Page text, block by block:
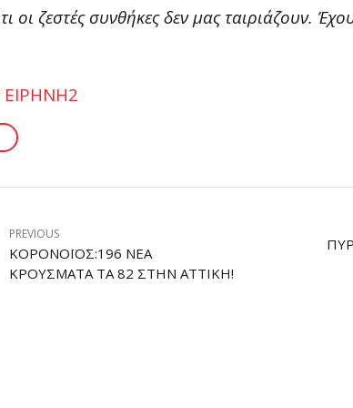
οι ζεστές συνθήκες δεν μας ταιριάζουν.
PREVIOUS
ΚΟΡΟΝΟΪΌΣ:196 ΝΈΑ
ΚΡΟΎΣΜΑΤΑ ΤΑ 82 ΣΤΗΝ ΑΤΤΙΚΉ!